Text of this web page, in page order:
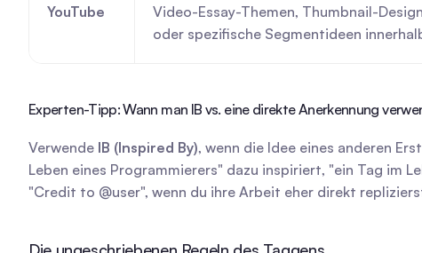
YouTube
Video-Essay-Themen, Thumbnail-
oder spezifische Segmentideen
Experten-Tipp: Wann man IB vs. eine direkte Anerkennung
Verwende IB (Inspired By), wenn die Idee eines anderen
Leben eines Programmierers" dazu inspiriert, "ein Tag im
"Credit to @user", wenn du ihre Arbeit eher direkt